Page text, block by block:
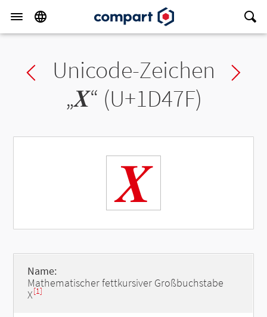
Previous char
Unicode-Zeichen
„𝑿“ (U+1D47F)
𝑿
Name:
Mathematischer fettkursiver Großbuchstabe
X[1]